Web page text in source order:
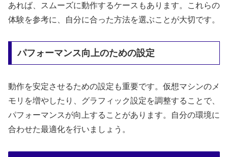
あれば、スムーズに動作するケースもあります。これらの
体験を参考に、自分に合った方法を選ぶことが大切です。
パフォーマンス向上のための設定
動作を安定させるための設定も重要です。仮想マシンのメ
モリを増やしたり、グラフィック設定を調整することで、
パフォーマンスが向上することがあります。自分の環境に
合わせた最適化を行いましょう。